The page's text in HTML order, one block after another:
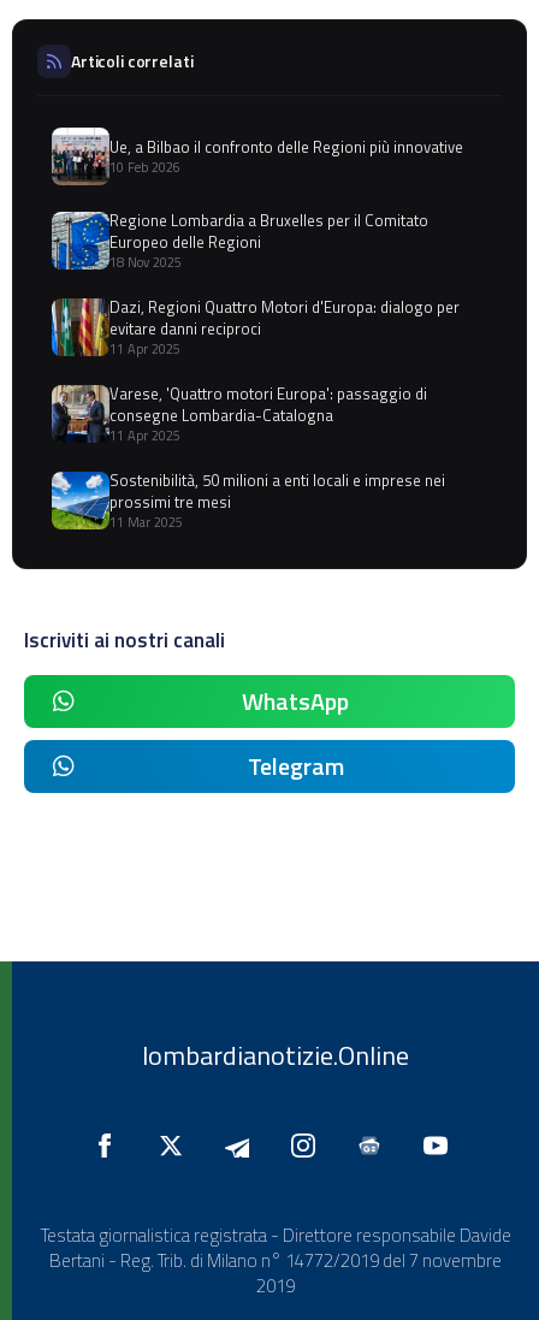
Articoli correlati
Ue, a Bilbao il confronto delle Regioni più innovative
10 Feb 2026
Regione Lombardia a Bruxelles per il Comitato
Europeo delle Regioni
18 Nov 2025
Dazi, Regioni Quattro Motori d'Europa: dialogo per
evitare danni reciproci
11 Apr 2025
Varese, 'Quattro motori Europa': passaggio di
consegne Lombardia-Catalogna
11 Apr 2025
Sostenibilità, 50 milioni a enti locali e imprese nei
prossimi tre mesi
11 Mar 2025
Iscriviti ai nostri canali
WhatsApp
Telegram
lombardianotizie.Online
Testata giornalistica registrata - Direttore responsabile Davide
Bertani - Reg. Trib. di Milano n° 14772/2019 del 7 novembre
2019